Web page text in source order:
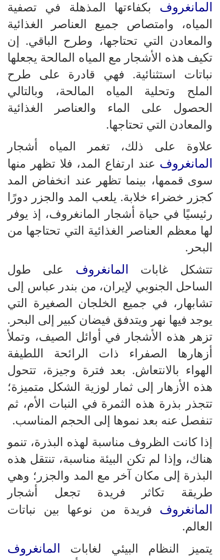
المانغروف بكفاءتها المذهلة في تصفية
المياه، وامتصاص جميع العناصر الغذائية
والمعادن التي تحتاجها، وطرح الباقي. إن
تكيف هذه الأشجار مع المياه المالحة يجعلها
نباتات استثنائية. فهي قادرة على طرح
الملح وتحلية المياه المالحة، وبالتالي
الحصول على الماء والعناصر الغذائية
والمعادن التي تحتاجها.
علاوة على ذلك، تغمر المياه أشجار
المانغروف عند ارتفاع المد، فلا تظهر منها
سوى قممها، بينما تظهر عند انخفاض المد
كجزر خضراء خلابة. يلعب المد والجزر دورًا
رئيسيًا في حياة أشجار المانغروف، إذ يوفر
لها معظم العناصر الغذائية التي تحتاجها من
البحر.
تتشكل غابات
المانغروف على طول
الساحل الجنوبي لإيران، من بندر عباس إلى
تشابهار، في جميع الخلجان الصغيرة التي
يوجد فيها نهر ويتدفق فيضان كبير إلى البحر.
تزهر هذه الأشجار في أوائل الصيف، وتملأ
أزهارها الصفراء ذات الرائحة اللطيفة
الهواء بالانتعاش. بعد فترة وجيزة، تتحول
هذه الأزهار إلى ثمار لوزية الشكل متميزة؛
تتجذر بذرة هذه الثمرة في النبات الأم، ثم
تنفصل عنه بعد نموها إلى الحجم المناسب.
إذا كانت الظروف مناسبة لهذه البذرة، تنمو
هناك، وإذا لم تكن البيئة مناسبة، تنتقل هذه
البذرة إلى مكان آخر مع المد والجزر؛ وهي
طريقة تكاثر فريدة تجعل أشجار
المانغروف فريدة من نوعها بين نباتات
العالم.
يتميز النظام البيئي لغابات
المانغروف